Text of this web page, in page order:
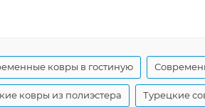
ковры в гостиную
ковры из полиэстера Турецкие